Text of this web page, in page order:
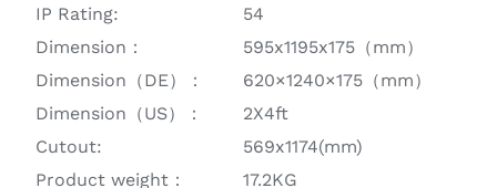
IP Rating:
54
Dimension：
595x1195x175（mm）
Dimension（DE）：
620×1240×175（mm）
Dimension（US）：
2X4ft
Cutout:
569x1174(mm)
Product weight：
17.2KG